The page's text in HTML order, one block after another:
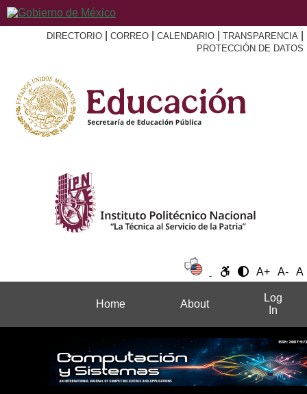
DIRECTORIO CORREO CALENDARIO TRANSPARENCIA
PROTECCIÓN DE DATOS
A+ A- A
Home About
Log
In